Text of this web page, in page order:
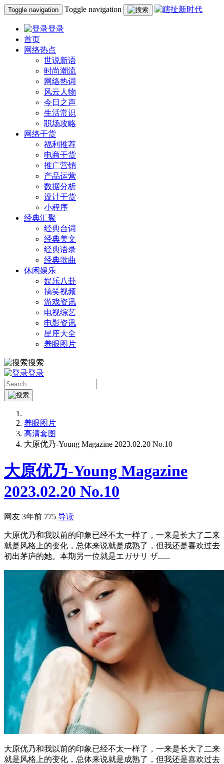
Toggle navigation Toggle navigation
登录
首页
网络热点
世说新语
时尚潮流
网络热词
风云人物
今日之声
生活常识
职场攻略
网络干货
福利推荐
电商干货
推广营销
产品运营
数据分析
设计干货
小程序
经典汇聚
经典台词
经典美文
经典语录
经典歌曲
休闲娱乐
娱乐八卦
搞笑视频
游戏资讯
电视综艺
电影资讯
星座大全
养眼图片
搜索
登录
养眼图片
高清套图
大原优乃-Young Magazine 2023.02.20 No.10
大原优乃-Young Magazine
2023.02.20 No.10
网友 3年前 775 导读
大原优乃和我以前的印象已经不太一样了，一来是长大了二来
就是风格上的变化，总体来说就是成熟了，但我还是喜欢过去
初出茅庐的她。本期另一位就是エガサリ ザ......
大原优乃和我以前的印象已经不太一样了，一来是长大了二来
就是风格上的变化，总体来说就是成熟了，但我还是喜欢过去